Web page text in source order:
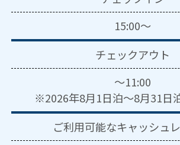
15:00～
チェックアウト
～11:00
※2026年8月1日泊～8月31
ご利用可能なキャッシュ